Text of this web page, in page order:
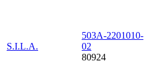
S.I.L.A.
503А-2201010-
02
80924